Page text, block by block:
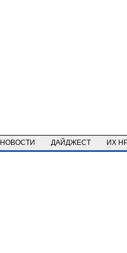
НОВОСТИ ДАЙДЖЕСТ ИХ